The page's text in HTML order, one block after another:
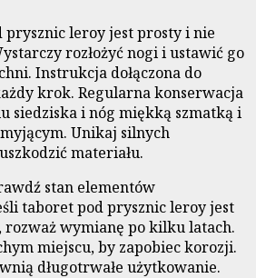
leroy jest prosty i nie
rozłożyć nogi i ustawić go
Instrukcja dołączona do
krok. Regularna konserwacja
siedziska i nóg miękką szmatką i
Unikaj silnych
materiału.
stan elementów
taboret pod prysznic leroy jest
rozważ wymianę po kilku latach.
miejscu, by zapobiec korozji.
długotrwałe użytkowanie.